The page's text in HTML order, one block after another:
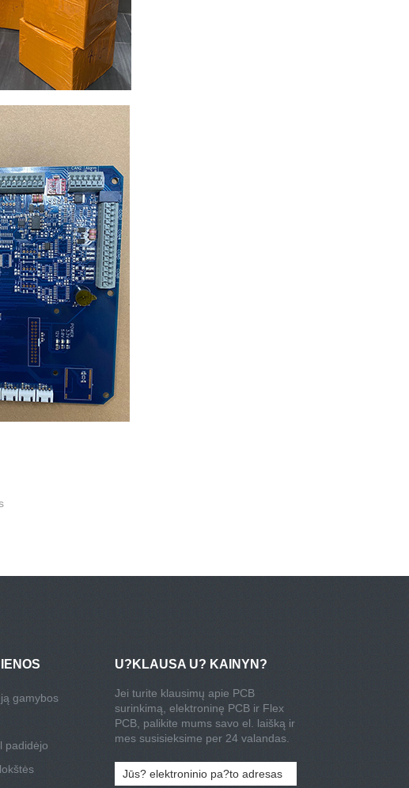
gamybos
padidėjo
U?KLAUSA U? KAINYN?
Jei turite klausimų apie PCB
surinkimą, elektroninę PCB ir Flex
PCB, palikite mums savo el. laišką ir
mes susisieksime per 24 valandas.